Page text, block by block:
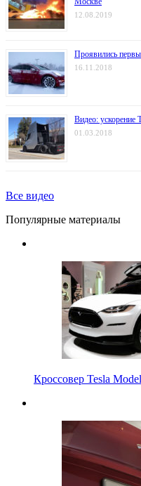
12.08.2019
Проявились
16.11.2018
Видео: ускорение
01.03.2018
Все видео
Популярные материалы
Кроссовер Tesla